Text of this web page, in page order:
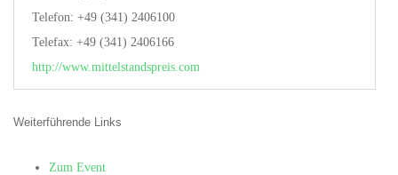
Telefon: +49 (341) 2406100
Telefax: +49 (341) 2406166
http://www.mittelstandspreis.com
Weiterführende Links
Zum Event